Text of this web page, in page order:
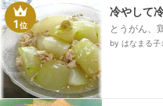
1位
冷やして
とうがん、
水、和風だ
by はなまる子♪